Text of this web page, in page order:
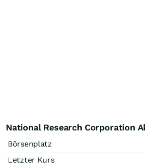
National Research Corporation
Börsenplatz
Letzter Kurs